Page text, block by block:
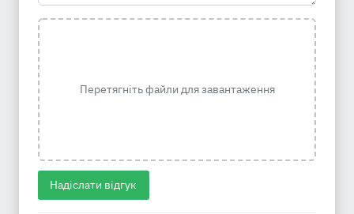
Перетягніть файли для завантаження
Надіслати відгук